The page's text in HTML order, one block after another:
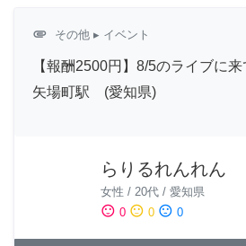
attachment その他 ▸ イベント
【報酬2500円】8/5のライブに
矢場町駅 (愛知県)
らりるれんれん
女性 / 20代 / 愛知県
sentiment_satisfied 0 sentiment_neutral 0 sentiment_dissatisfied 0